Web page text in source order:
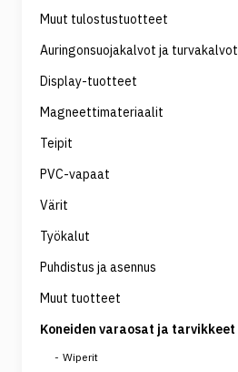
Muut tulostustuotteet
Auringonsuojakalvot ja turvakalvot
Display-tuotteet
Magneettimateriaalit
Teipit
PVC-vapaat
Värit
Työkalut
Puhdistus ja asennus
Muut tuotteet
Koneiden varaosat ja tarvikkeet
Wiperit